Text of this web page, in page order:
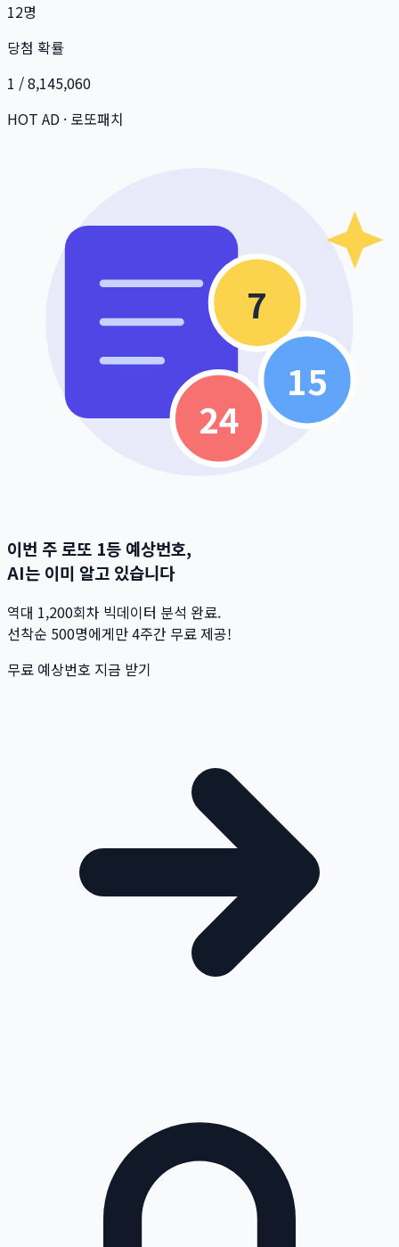
12명
당첨 확률
1 / 8,145,060
HOT AD · 로또패치
7
15
24
이번 주 로또 1등 예상번호,
AI는 이미 알고 있습니다
역대 1,200회차 빅데이터 분석 완료.
선착순 500명에게만 4주간 무료 제공!
무료 예상번호 지금 받기